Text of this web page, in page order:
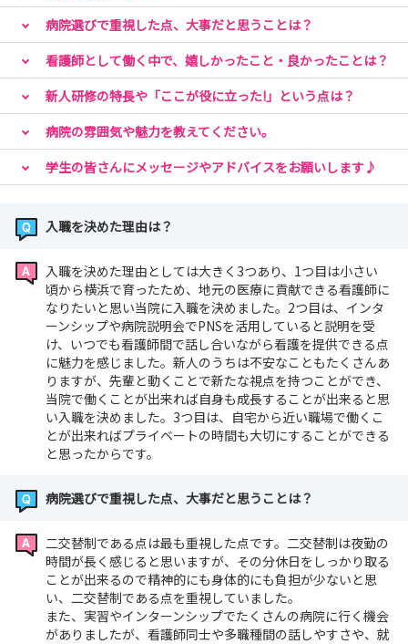
病院選びで重視した点、大事だと思うことは？
看護師として働く中で、嬉しかったこと・良かったことは？
新人研修の特長や「ここが役に立った!」という点は？
病院の雰囲気や魅力を教えてください。
学生の皆さんにメッセージやアドバイスをお願いします♪
入職を決めた理由は？
入職を決めた理由としては大きく3つあり、1つ目は小さい
頃から横浜で育ったため、地元の医療に貢献できる看護師に
なりたいと思い当院に入職を決めました。2つ目は、インタ
ーンシップや病院説明会でPNSを活用していると説明を受
け、いつでも看護師間で話し合いながら看護を提供できる点
に魅力を感じました。新人のうちは不安なこともたくさんあ
りますが、先輩と動くことで新たな視点を持つことができ、
当院で働くことが出来れば自身も成長することが出来ると思
い入職を決めました。3つ目は、自宅から近い職場で働くこ
とが出来ればプライベートの時間も大切にすることができる
と思ったからです。
病院選びで重視した点、大事だと思うことは？
二交替制である点は最も重視した点です。二交替制は夜勤の
時間が長く感じると思いますが、その分休日をしっかり取る
ことが出来るので精神的にも身体的にも負担が少ないと思
い、二交替制である点を重視していました。
また、実習やインターンシップでたくさんの病院に行く機会
がありましたが、看護師同士や多職種間の話しやすさや、就